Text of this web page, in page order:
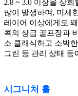
2.8 ~ 3.0 이상을 상
많이 발생하며, 미세
레이어 이상에게도
콕의 상급 골프장과
소 클래식하고 소박
그린 등 관리 상태 등
시그니처 홀